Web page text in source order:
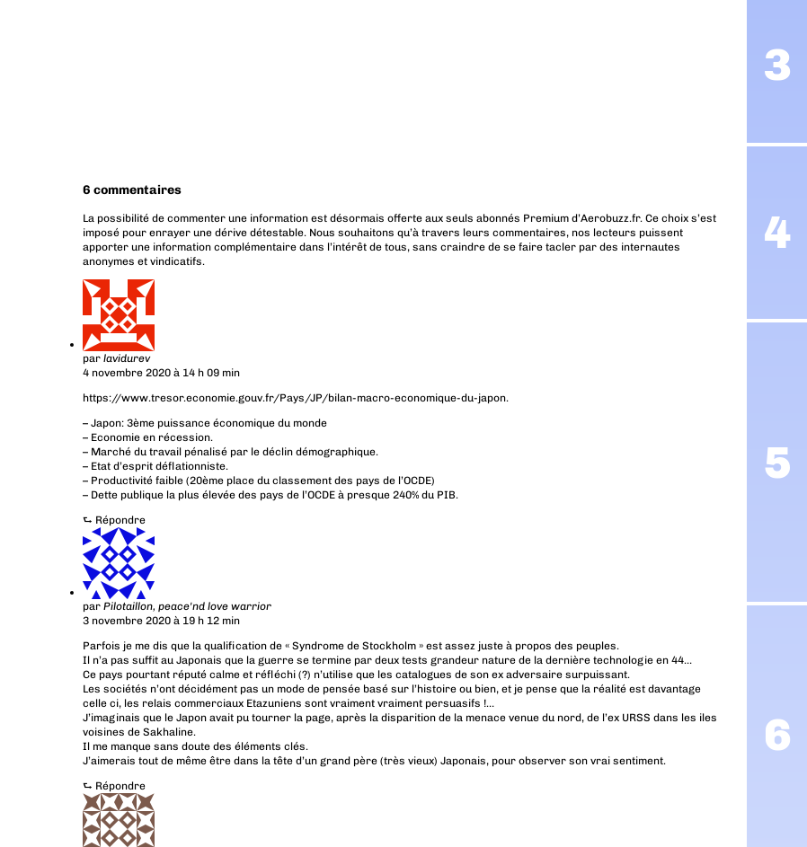
6 commentaires
La possibilité de commenter une information est désormais offerte aux seuls abonnés Premium d’Aerobuzz.fr. Ce choix s’est
imposé pour enrayer une dérive détestable. Nous souhaitons qu’à travers leurs commentaires, nos lecteurs puissent
apporter une information complémentaire dans l’intérêt de tous, sans craindre de se faire tacler par des internautes
anonymes et vindicatifs.
par lavidurev
4 novembre 2020 à 14 h 09 min
https://www.tresor.economie.gouv.fr/Pays/JP/bilan-macro-economique-du-japon.
– Japon: 3ème puissance économique du monde
– Economie en récession.
– Marché du travail pénalisé par le déclin démographique.
– Etat d’esprit déflationniste.
– Productivité faible (20ème place du classement des pays de l’OCDE)
– Dette publique la plus élevée des pays de l’OCDE à presque 240% du PIB.
⮑ Répondre
par Pilotaillon, peace'nd love warrior
3 novembre 2020 à 19 h 12 min
Parfois je me dis que la qualification de « Syndrome de Stockholm » est assez juste à propos des peuples.
Il n’a pas suffit au Japonais que la guerre se termine par deux tests grandeur nature de la dernière technologie en 44…
Ce pays pourtant réputé calme et réfléchi (?) n’utilise que les catalogues de son ex adversaire surpuissant.
Les sociétés n’ont décidément pas un mode de pensée basé sur l’histoire ou bien, et je pense que la réalité est davantage
celle ci, les relais commerciaux Etazuniens sont vraiment vraiment persuasifs !…
J’imaginais que le Japon avait pu tourner la page, après la disparition de la menace venue du nord, de l’ex URSS dans les iles
voisines de Sakhaline.
Il me manque sans doute des éléments clés.
J’aimerais tout de même être dans la tête d’un grand père (très vieux) Japonais, pour observer son vrai sentiment.
⮑ Répondre